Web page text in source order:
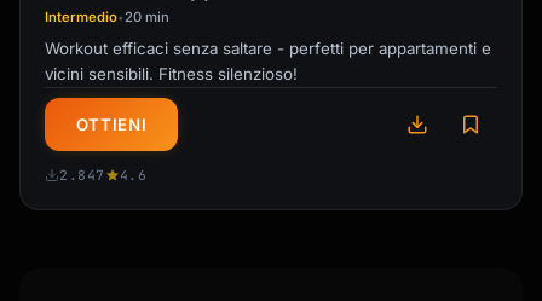
Intermedio•20 min
Workout efficaci senza saltare - perfetti per appartamenti e
vicini sensibili. Fitness silenzioso!
OTTIENI
2.847 4.6